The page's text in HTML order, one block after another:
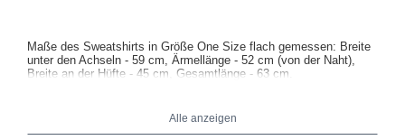
Maße des Sweatshirts in Größe One Size flach gemessen: Breite
unter den Achseln - 59 cm, Ärmellänge - 52 cm (von der Naht),
Breite an der Hüfte - 45 cm, Gesamtlänge - 63 cm.
Alle anzeigen